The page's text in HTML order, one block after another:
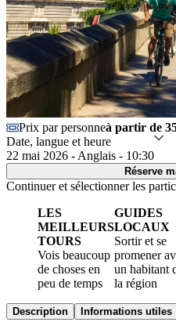
Prix par personneà partir de
Date, langue et heure
22 mai 2026 - Anglais - 10:30
Réserve
Continuer et sélectionner les
LES
MEILLEURS
TOURS
Vois beaucoup
de choses en
peu de temps
GUIDES
LOCAUX
Sortir et se
promener
un habitant
la région
Description Informations utiles